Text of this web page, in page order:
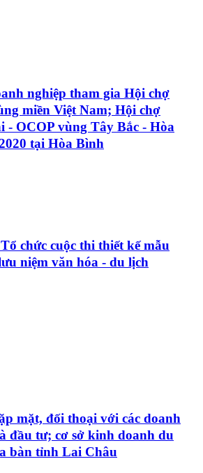
nghiệp tham gia Hội chợ
miền Việt Nam; Hội chợ
- OCOP vùng Tây Bắc - Hòa
tại Hòa Bình
chức cuộc thi thiết kế mẫu
niệm văn hóa - du lịch
mặt, đối thoại với các doanh
đầu tư; cơ sở kinh doanh du
bàn tỉnh Lai Châu